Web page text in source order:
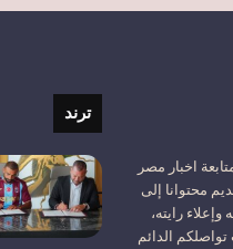
اخبار مصر
محتوانا إلى
رايته،
تواصلكم الدائم
ترند